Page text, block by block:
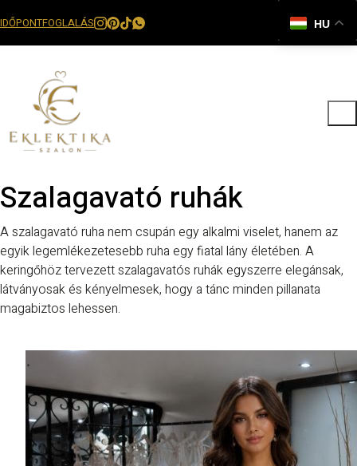
IDŐPONTFOGLALÁS HU
Szalagavató ruhák
A szalagavató ruha nem csupán egy alkalmi viselet, hanem az
egyik legemlékezetesebb ruha egy fiatal lány életében. A
keringőhöz tervezett szalagavatós ruhák egyszerre elegánsak,
látványosak és kényelmesek, hogy a tánc minden pillanata
magabiztos lehessen.